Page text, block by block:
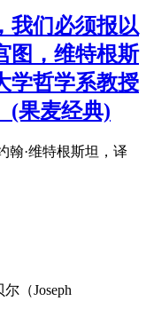
我们必须报以
图，维特根斯
学哲学系教授
(果麦经典)
翰·维特根斯坦，译
（Joseph